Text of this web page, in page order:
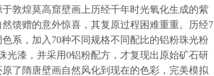
敦煌莫高窟壁画上历经千年时光氧化生成的紫
馈赠的意外惊喜，其复原过程困难重重。历经7
系，加入70种不同规格不同配比的铝粉珠光粉
光漆，并采用0铝粉配方，才复现出原始矿石研
了隋唐壁画自然风化到现在的色彩，完美模拟